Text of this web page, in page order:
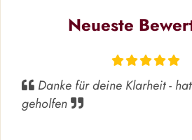
Neueste
Danke für deine Klarheit -
geholfen